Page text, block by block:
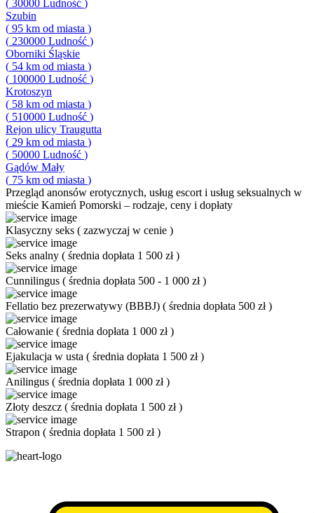
( 30000 Ludność )
Szubin
( 95 km od miasta )
( 230000 Ludność )
Oborniki Śląskie
( 54 km od miasta )
( 100000 Ludność )
Krotoszyn
( 58 km od miasta )
( 510000 Ludność )
Rejon ulicy Traugutta
( 29 km od miasta )
( 50000 Ludność )
Gądów Mały
( 75 km od miasta )
Przegląd anonsów erotycznych, usług escort i usług seksualnych w
mieście Kamień Pomorski – rodzaje, ceny i dopłaty
Klasyczny seks ( zazwyczaj w cenie )
Seks analny ( średnia dopłata 1 500 zł)
Cunnilingus ( średnia dopłata 500 - 1 000 zł)
Fellatio bez prezerwatywy (BBBJ) ( średnia dopłata 500 zł)
Całowanie ( średnia dopłata 1 000 zł)
Ejakulacja w usta ( średnia dopłata 1 500 zł)
Anilingus ( średnia dopłata 1 000 zł)
Złoty deszcz ( średnia dopłata 1 500 zł)
Strapon ( średnia dopłata 1 500 zł)